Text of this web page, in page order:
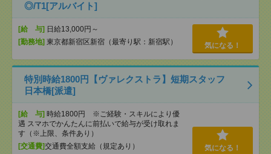
◎/T1[アルバイト]
[給 与] 日給13,000円～
[勤務地] 東京都新宿区新宿（最寄り駅：新宿駅） 気になる！
特別時給1800円【ヴァレクストラ】短期スタッフ
日本橋[派遣]
[給 与] 時給1800円 ※ご経験・スキルにより優
遇 スマホでかんたんに前払いで給与が受け取れま
す（※上限、条件あり）
[交通費]交通費全額支給（規定あり）
気になる！